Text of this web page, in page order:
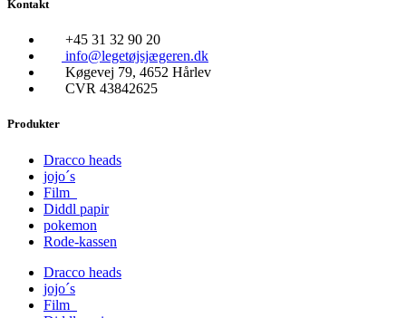
Kontakt
+45 31 32 90 20
info@legetøjsjægeren.dk
Køgevej 79, 4652 Hårlev
CVR 43842625
Produkter
Dracco heads
jojo´s
Film
Diddl papir
pokemon
Rode-kassen
Dracco heads
jojo´s
Film